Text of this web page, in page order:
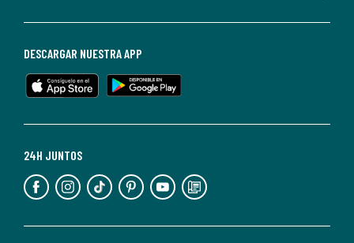
de
en
cualquier
Para
información,
puedes
nuestra
24H JUNTOS
DESCARGAR NUESTRA APP